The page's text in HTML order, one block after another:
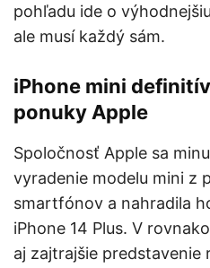
pohľadu ide o
ale musí každý sám.
iPhone mini
ponuky Apple
Spoločnosť Apple sa
vyradenie modelu mini z
smartfónov a nahradila
iPhone 14 Plus. V
aj zajtrajšie predstavenie